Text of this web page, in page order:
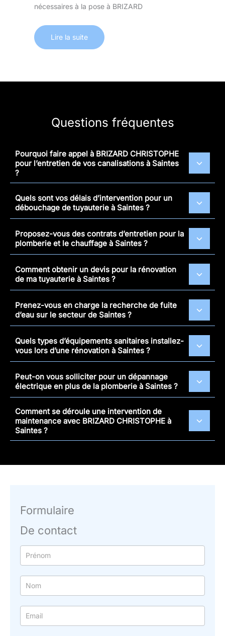
nécessaires à la pose à BRIZARD
Lire la suite
Questions fréquentes
Pourquoi faire appel à BRIZARD CHRISTOPHE
pour l’entretien de vos canalisations à Saintes
?
Quels sont vos délais d’intervention pour un
débouchage de tuyauterie à Saintes ?
Proposez-vous des contrats d’entretien pour la
plomberie et le chauffage à Saintes ?
Comment obtenir un devis pour la rénovation
de ma tuyauterie à Saintes ?
Prenez-vous en charge la recherche de fuite
d’eau sur le secteur de Saintes ?
Quels types d’équipements sanitaires installez-
vous lors d’une rénovation à Saintes ?
Peut-on vous solliciter pour un dépannage
électrique en plus de la plomberie à Saintes ?
Comment se déroule une intervention de
maintenance avec BRIZARD CHRISTOPHE à
Saintes ?
Formulaire
De contact
Formulaire
simple
avec
téléphone